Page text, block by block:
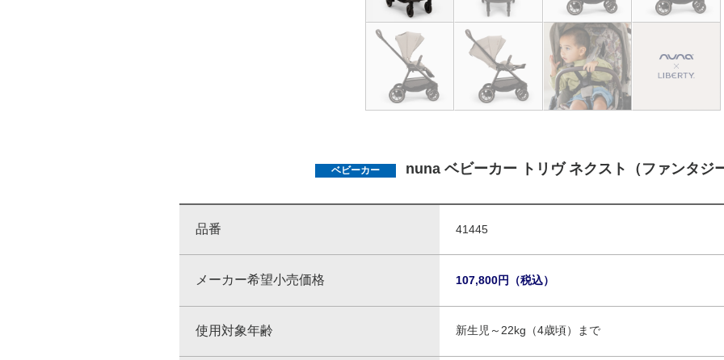
ベビーカー nuna ベビーカー トリヴ ネクスト（ファンタジ
品番 41445
メーカー希望小売価格 107,800円（税込）
使用対象年齢 新生児～22kg（4歳頃）まで